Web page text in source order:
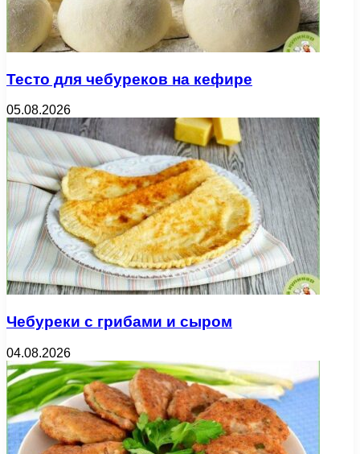
Тесто для чебуреков на кефире
05.08.2026
Чебуреки с грибами и сыром
04.08.2026